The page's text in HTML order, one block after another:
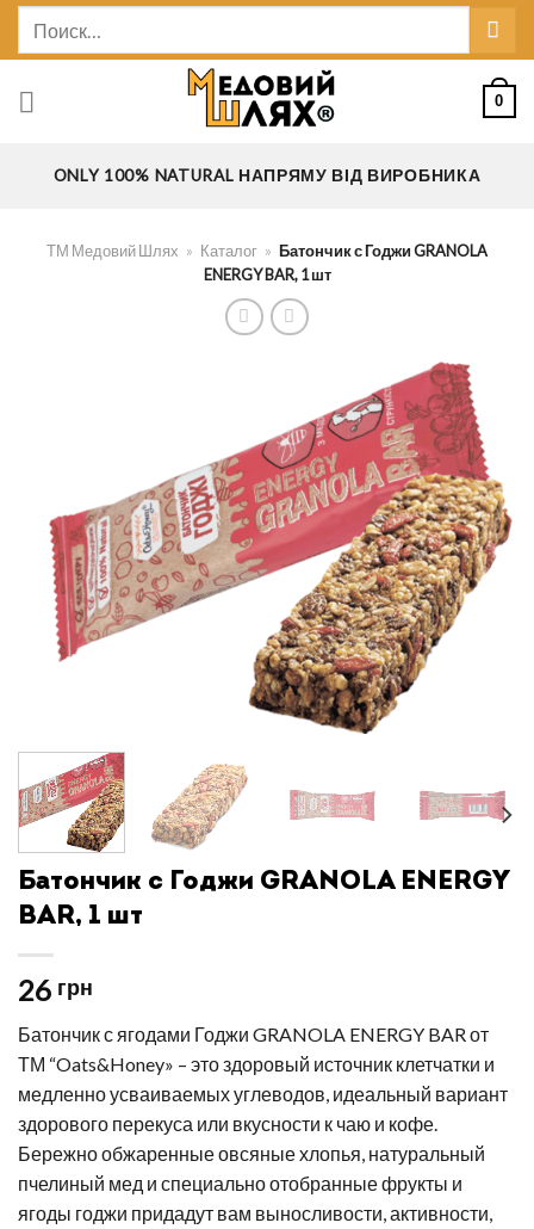
Skip
0
ONLY 100% NATURAL НАПРЯМУ ВІД ВИРОБНИКА
ТМ Медовий Шлях » Каталог » Батончик с Годжи GRANOLA
ENERGY BAR, 1 шт
Батончик с Годжи GRANOLA ENERGY
BAR, 1 шт
26 грн
Батончик с ягодами Годжи GRANOLA ENERGY BAR от
ТМ “Oats&Honey» – это здоровый источник клетчатки и
медленно усваиваемых углеводов, идеальный вариант
здорового перекуса или вкусности к чаю и кофе.
Бережно обжаренные овсяные хлопья, натуральный
пчелиный мед и специально отобранные фрукты и
ягоды годжи придадут вам выносливости, активности,